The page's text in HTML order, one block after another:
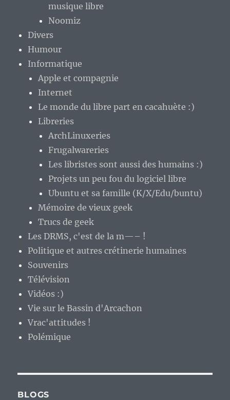
musique libre
Noomiz
Divers
Humour
Informatique
Apple et compagnie
Internet
Le monde du libre part en cacahuète :)
Libreries
ArchLinuxeries
Frugalwareries
Les libristes sont aussi des humains :)
Projets un peu fou du logiciel libre
Ubuntu et sa famille (K/X/Edu/buntu)
Mémoire de vieux geek
Trucs de geek
Les DRMS, c'est de la m—– !
Politique et autres crétinerie humaines
Souvenirs
Télévision
Vidéos :)
Vie sur le Bassin d'Arcachon
Vrac'attitudes !
Polémique
BLOGS